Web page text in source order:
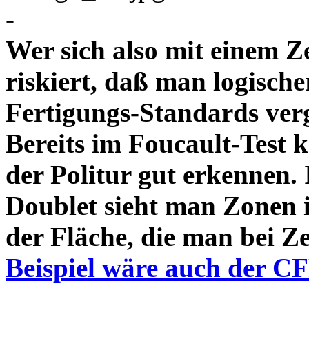
-
Wer sich also mit einem
riskiert, daß man
Fertigungs-Standards
Bereits im Foucault-Test
der Politur gut
Doublet sieht man Zonen
der Fläche, die man bei
Beispiel wäre auch der